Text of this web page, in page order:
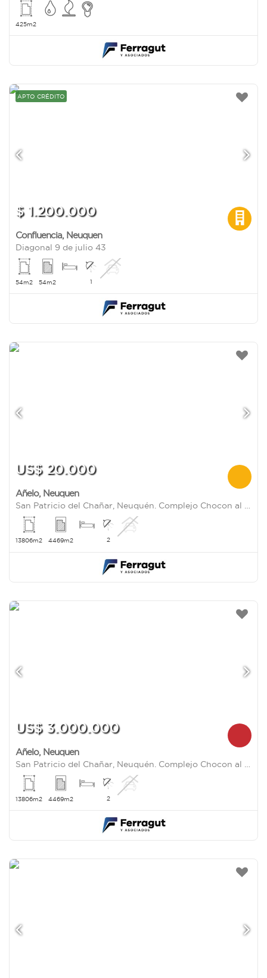
425m2
APTO CRÉDITO
$ 1.200.000
Confluencia, Neuquen
Diagonal 9 de julio 43
54m2 54m2 1
US$ 20.000
Añelo, Neuquen
San Patricio del Chañar, Neuquén. Complejo Chocon al 1000
13806m2 4469m2 2
US$ 3.000.000
Añelo, Neuquen
13806m2 4469m2 2